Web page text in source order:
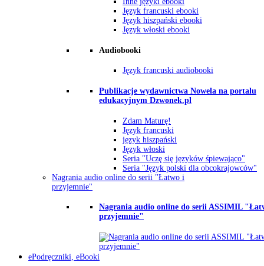
Język francuski ebooki
Język hiszpański ebooki
Język włoski ebooki
Audiobooki
Język francuski audiobooki
Publikacje wydawnictwa Nowela na portalu
edukacyjnym Dzwonek.pl
Zdam Maturę!
Język francuski
język hiszpański
Język włoski
Seria "Uczę się języków śpiewająco"
Seria "Język polski dla obcokrajowców"
Nagrania audio online do serii "Łatwo i
przyjemnie"
Nagrania audio online do serii ASSIMIL
przyjemnie"
ePodręczniki, eBooki